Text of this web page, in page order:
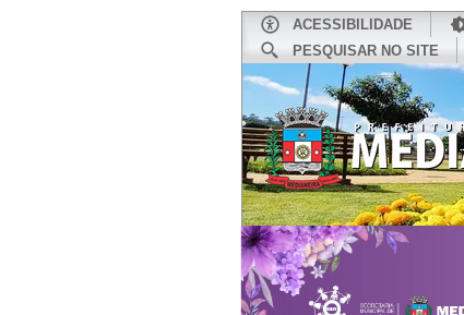
ACESSIBILIDADE
PESQUISAR NO SITE